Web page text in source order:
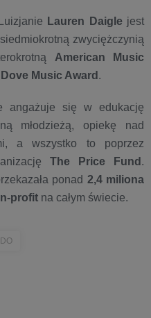
Lauren Daiglejest
zwyciężczynią
American Music
Music Award .
angażuje się w edukację
młodzieżą, opiekę nad
a wszystko to poprzez
The Price Fund .
ponad 2,4 miliona
profit na całym świecie.